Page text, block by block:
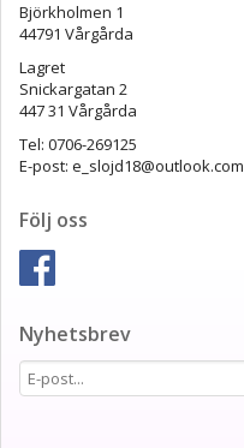
Björkholmen 1
44791 Vårgårda
Lagret
Snickargatan 2
447 31 Vårgårda
Tel: 0706-269125
E-post: e_slojd18@outlook.com
Följ oss
Nyhetsbrev